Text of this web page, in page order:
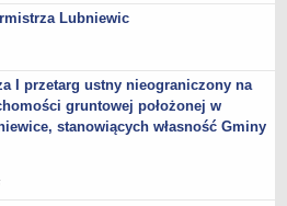
uzgadnianie
Lubniewic
I przetarg ustny nieograniczony na
gruntowej położonej w
stanowiących własność Gminy